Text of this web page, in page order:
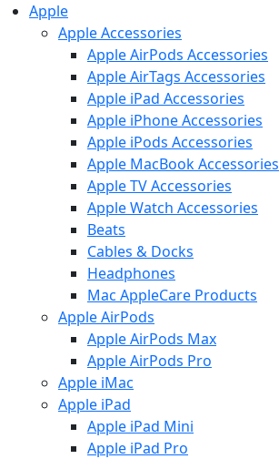
Apple
Apple Accessories
Apple AirPods Accessories
Apple AirTags Accessories
Apple iPad Accessories
Apple iPhone Accessories
Apple iPods Accessories
Apple MacBook Accessories
Apple TV Accessories
Apple Watch Accessories
Beats
Cables & Docks
Headphones
Mac AppleCare Products
Apple AirPods
Apple AirPods Max
Apple AirPods Pro
Apple iMac
Apple iPad
Apple iPad Mini
Apple iPad Pro